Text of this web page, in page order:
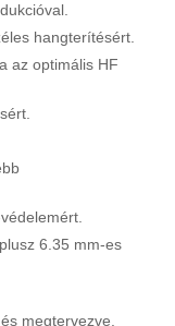
hangterítésért.
az optimális HF
6.35 mm-es
megtervezve.